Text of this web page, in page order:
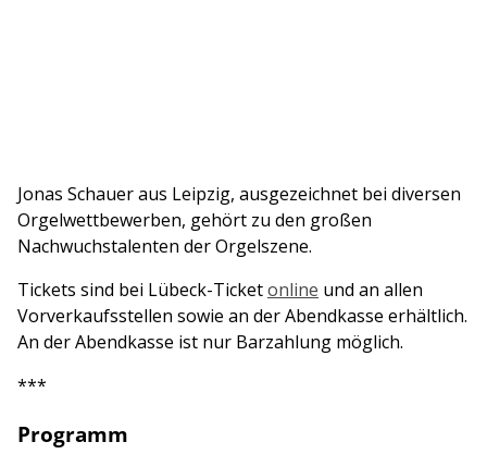
Jonas Schauer aus Leipzig, ausgezeichnet bei diversen
Orgelwettbewerben, gehört zu den großen
Nachwuchstalenten der Orgelszene.
Tickets sind bei Lübeck-Ticketonline und an allen
Vorverkaufsstellen sowie an der Abendkasse erhältlich.
An der Abendkasse ist nur Barzahlung möglich.
***
Programm